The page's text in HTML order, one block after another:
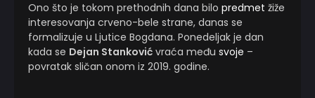
Ono što je tokom prethodnih dana bilo predmet žiže
interesovanja crveno-bele strane, danas se
formalizuje u Ljutice Bogdana. Ponedeljak je dan
kada se Dejan Stanković vraća među svoje –
povratak sličan onom iz 2019. godine.